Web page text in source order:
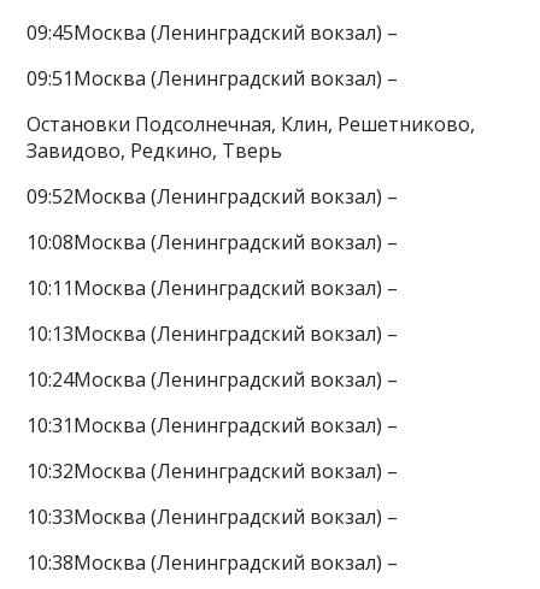
09:45Москва (Ленинградский вокзал) –
09:51Москва (Ленинградский вокзал) –
Остановки Подсолнечная, Клин, Решетниково,
Завидово, Редкино, Тверь
09:52Москва (Ленинградский вокзал) –
10:08Москва (Ленинградский вокзал) –
10:11Москва (Ленинградский вокзал) –
10:13Москва (Ленинградский вокзал) –
10:24Москва (Ленинградский вокзал) –
10:31Москва (Ленинградский вокзал) –
10:32Москва (Ленинградский вокзал) –
10:33Москва (Ленинградский вокзал) –
10:38Москва (Ленинградский вокзал) –